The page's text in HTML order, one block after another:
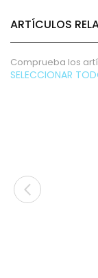
ARTÍCULOS
Comprueba los
SELECCIONAR